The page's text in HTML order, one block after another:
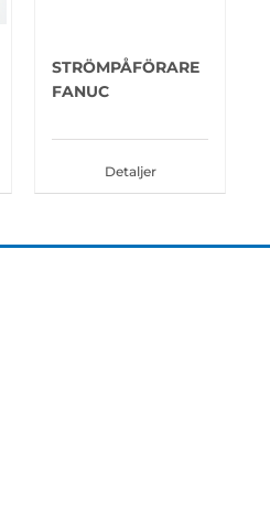
STRÖMPÅFÖRARE
FANUC
Detaljer